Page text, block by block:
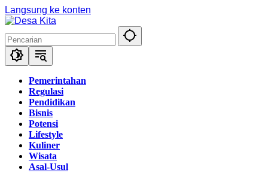
Langsung ke konten
Pemerintahan
Regulasi
Pendidikan
Bisnis
Potensi
Lifestyle
Kuliner
Wisata
Asal-Usul